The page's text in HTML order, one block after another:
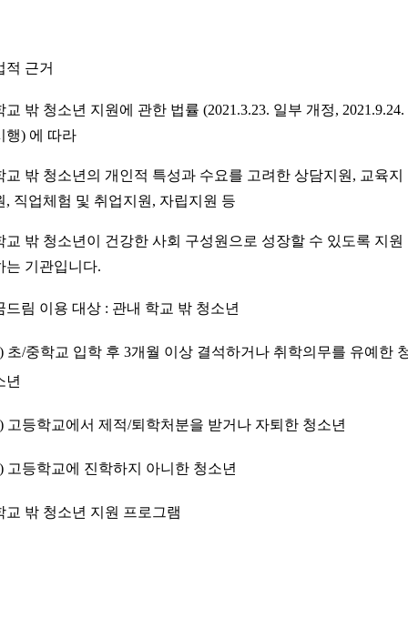
적 근거
교 밖 청소년 지원에 관한 법률 (2021.3.23. 일부 개정, 2021.9.24.
행) 에 따라
교 밖 청소년의 개인적 특성과 수요를 고려한 상담지원, 교육지
, 직업체험 및 취업지원, 자립지원 등
교 밖 청소년이 건강한 사회 구성원으로 성장할 수 있도록 지원
는 기관입니다.
드림 이용 대상 : 관내 학교 밖 청소년
초/중학교 입학 후 3개월 이상 결석하거나 취학의무를 유예한
년
고등학교에서 제적/퇴학처분을 받거나 자퇴한 청소년
고등학교에 진학하지 아니한 청소년
교 밖 청소년 지원 프로그램